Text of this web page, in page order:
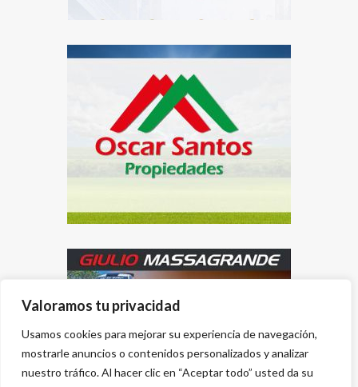
Valoramos tu privacidad
Usamos cookies para mejorar su experiencia de navegación,
mostrarle anuncios o contenidos personalizados y analizar
nuestro tráfico. Al hacer clic en “Aceptar todo” usted da su